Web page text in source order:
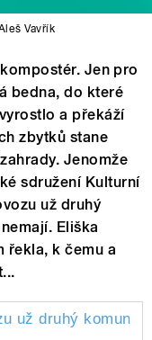
Vavřík
Jen pro
bedna, do které
a překáží
zbytků stane
Jenomže
sdružení Kulturní
už druhý
Eliška
řekla, k čemu a
už druhý